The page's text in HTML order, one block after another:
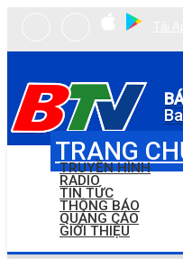
TRANG
TRUYỀN HÌNH
RADIO
TIN TỨC
THÔNG BÁO
QUẢNG CÁO
GIỚI THIỆU